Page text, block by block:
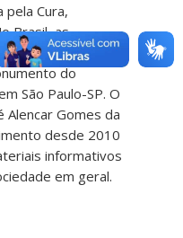
Cura,
Brasil, as
dos anos 2000,
do
São Paulo-SP. O
Alencar Gomes da
desde 2010
informativos
em geral.